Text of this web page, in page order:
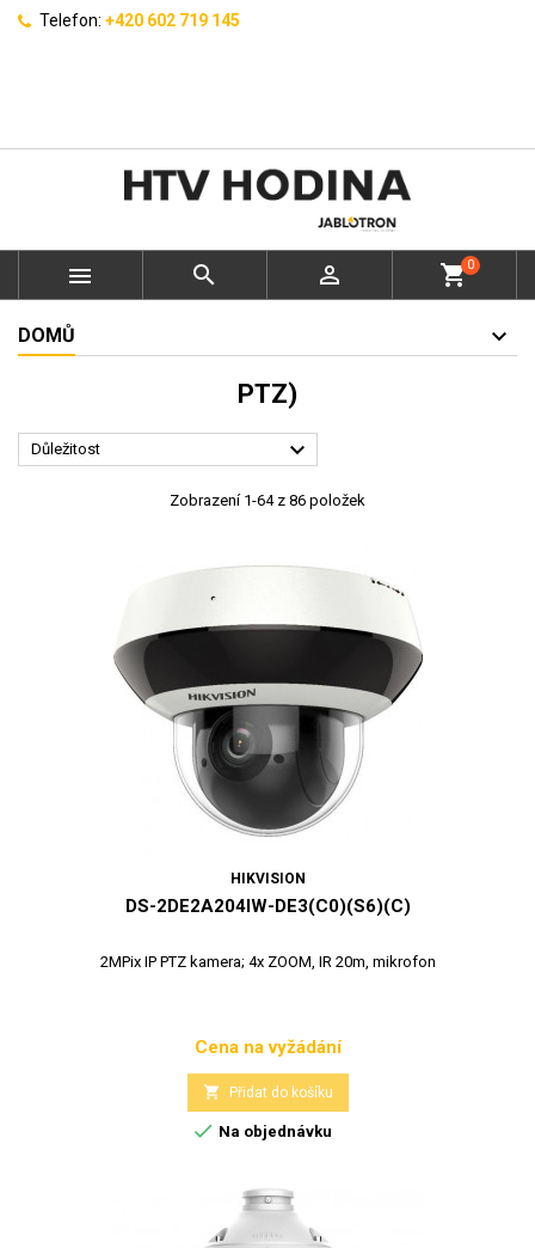
Telefon: +420 602 719 145
   shopping_cart0
DOMŮ
PTZ)
Důležitost 
Zobrazení 1-64 z 86 položek
HIKVISION
DS-2DE2A204IW-DE3(C0)(S6)(C)
2MPix IP PTZ kamera; 4x ZOOM, IR 20m, mikrofon
Cena
Cena na vyžádání
 Přidat do košíku
 Na objednávku